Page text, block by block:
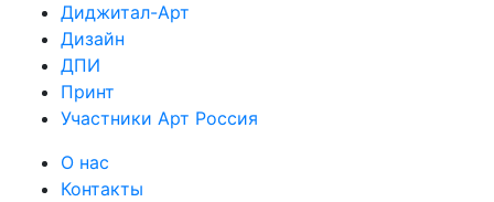
Диджитал-Арт
Дизайн
ДПИ
Принт
Участники Арт Россия
О нас
Контакты